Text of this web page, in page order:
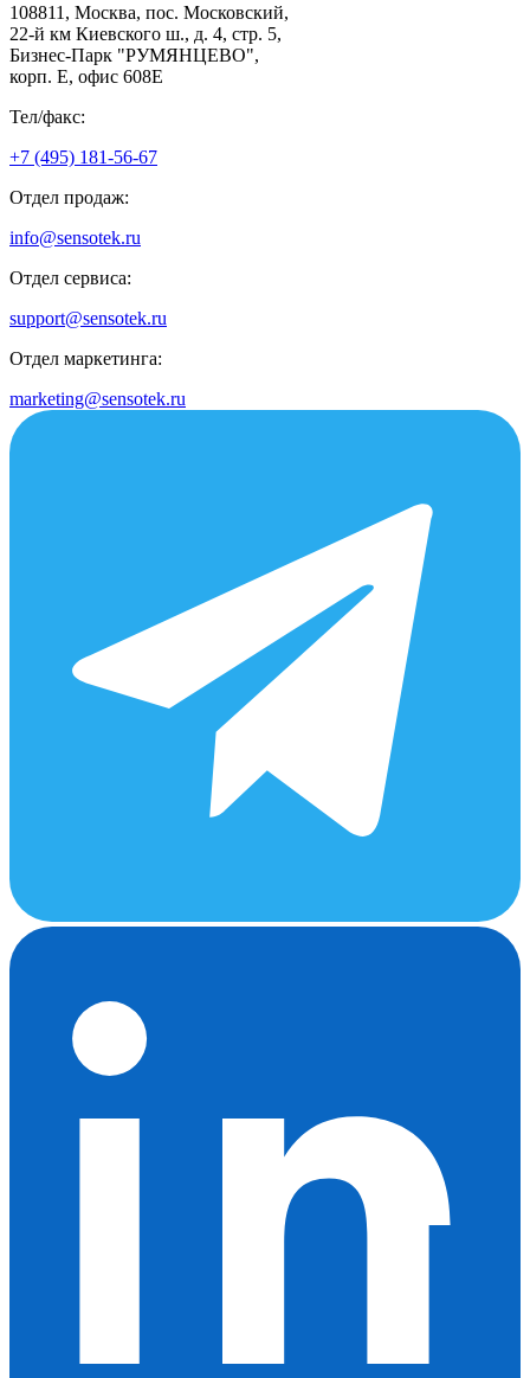
108811, Москва, пос. Московский,
22-й км Киевского ш., д. 4, стр. 5,
Бизнес-Парк "РУМЯНЦЕВО",
корп. Е, офис 608E
Тел/факс:
+7 (495) 181-56-67
Отдел продаж:
info@sensotek.ru
Отдел сервиса:
support@sensotek.ru
Отдел маркетинга:
marketing@sensotek.ru